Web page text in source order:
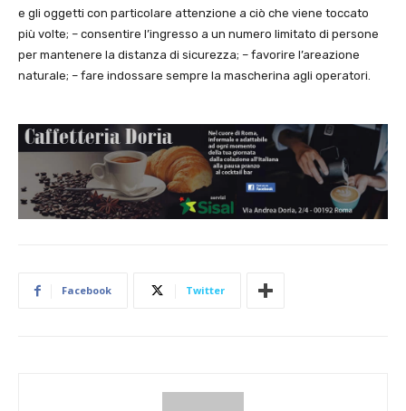
e gli oggetti con particolare attenzione a ciò che viene toccato
più volte; – consentire l’ingresso a un numero limitato di persone
per mantenere la distanza di sicurezza; – favorire l’areazione
naturale; – fare indossare sempre la mascherina agli operatori.
Facebook Twitter